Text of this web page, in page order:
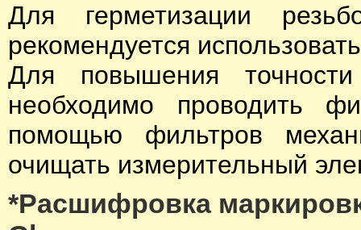
Для герметизации
рекомендуется
Для повышения
необходимо проводить
помощью фильтров
очищать измерительный
*Расшифровка